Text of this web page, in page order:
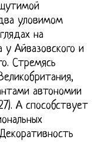
уловимом
на
у Айвазовского и
Стремясь
автономии
А способствует